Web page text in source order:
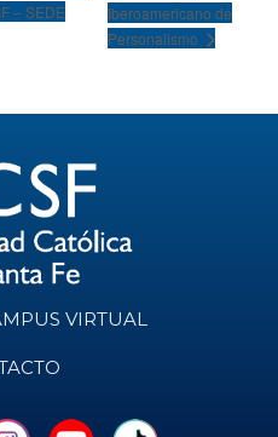
– SEDE
Iberoamericano de
Personalismo
VIRTUAL